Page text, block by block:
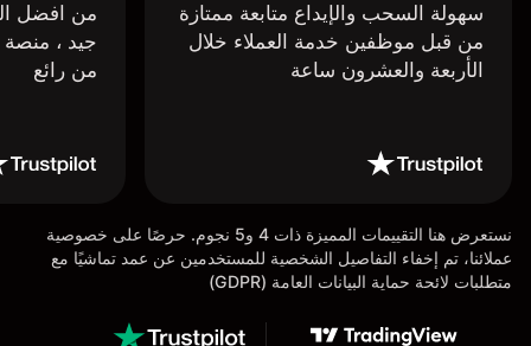
سهولة السحب والإيداع متابعة ممتازة
من قبل موظفين خدمة العملاء خلال
الأربعة والعشرون ساعة
من افضل
جيد ،
من رائع
نستعرض هنا التقييمات المميزة ذات 4 و5 نجوم. حرصًا على خصوصية
عملائنا، تم إخفاء التفاصيل الشخصية للمستخدمين عن عمد تماشيًا مع
متطلبات لائحة حماية البيانات العامة (GDPR)